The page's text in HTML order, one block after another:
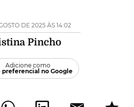
DE 2025 ÀS 14:02
Pincho
Adicione como
no Google